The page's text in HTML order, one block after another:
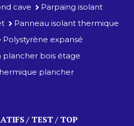
cave
Parpaing isolant
Panneau isolant thermique
Polystyrène expansé
plancher bois étage
plancher
/ TEST / TOP